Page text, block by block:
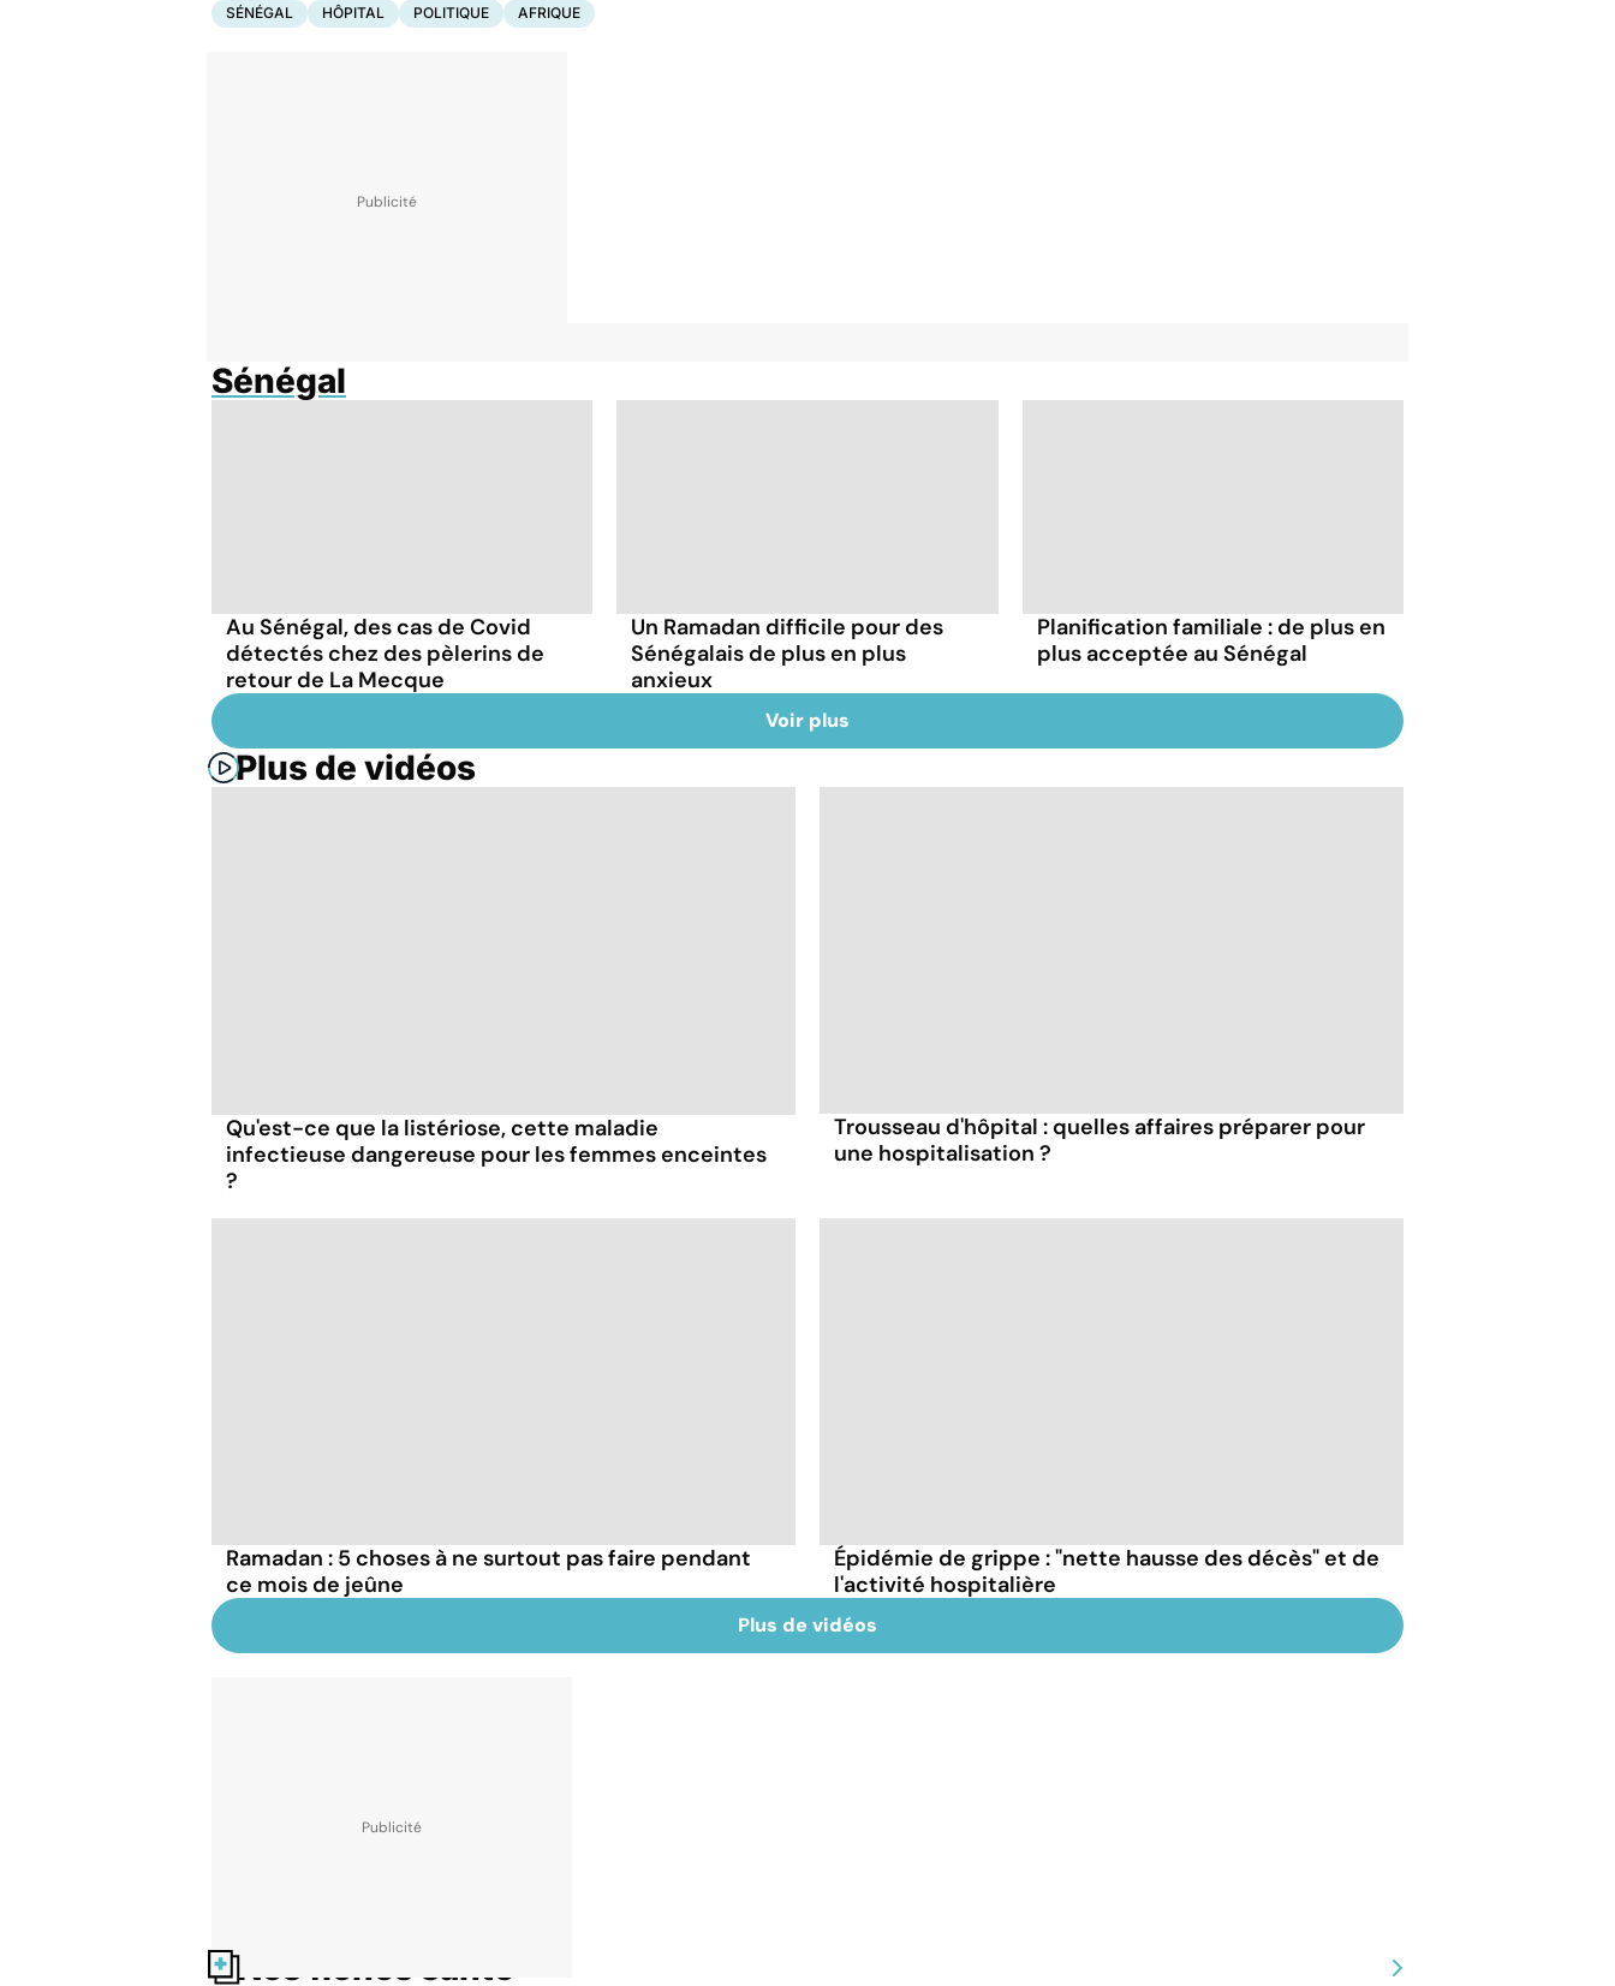
SÉNÉGAL HÔPITAL POLITIQUE AFRIQUE
Sénégal
Au Sénégal, des cas de Covid
détectés chez des pèlerins de
retour de La Mecque
Un Ramadan difficile pour des
Sénégalais de plus en plus
anxieux
Planification familiale : de plus en
plus acceptée au Sénégal
Voir plus
Plus de vidéos
Qu'est-ce que la listériose, cette maladie
infectieuse dangereuse pour les femmes enceintes
?
Trousseau d'hôpital : quelles affaires préparer pour
une hospitalisation ?
Ramadan : 5 choses à ne surtout pas faire pendant
ce mois de jeûne
Épidémie de grippe : "nette hausse des décès" et de
l'activité hospitalière
Plus de vidéos
Nos fiches santé